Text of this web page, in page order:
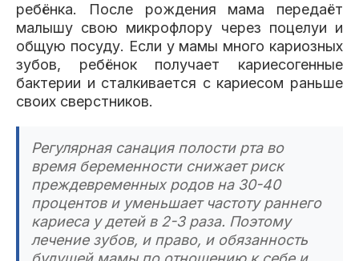
ребёнка. После рождения мама передаёт
малышу свою микрофлору через поцелуи и
общую посуду. Если у мамы много кариозных
зубов, ребёнок получает кариесогенные
бактерии и сталкивается с кариесом раньше
своих сверстников.
Регулярная санация полости рта во
время беременности снижает риск
преждевременных родов на 30-40
процентов и уменьшает частоту раннего
кариеса у детей в 2-3 раза. Поэтому
лечение зубов, и право, и обязанность